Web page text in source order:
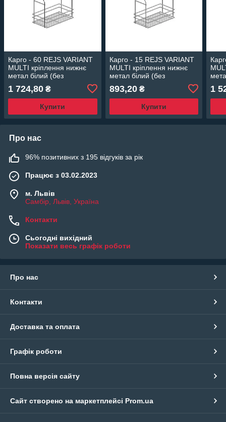
Карго - 60 REJS VARIANT
MULTI кріплення нижнє
метал білий (без
1 724,80 ₴
Купити
Карго - 15 REJS VARIANT
MULTI кріплення нижнє
метал білий (без
893,20₴
Купити
1
Про нас
96% позитивних з 195 відгуків за рік
Працює з 03.02.2023
м. Львів
Самбір, Львів, Україна
Контакти
Сьогодні вихідний
Показати весь графік роботи
Про нас
Контакти
Доставка та оплата
Графік роботи
Повна версія сайту
Сайт створено на маркетплейсі Prom.ua